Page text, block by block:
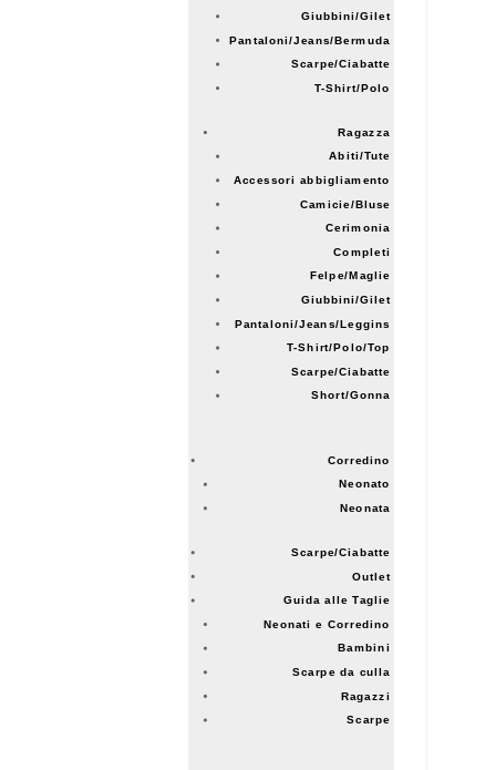
Giubbini/Gilet
Pantaloni/Jeans/Bermuda
Scarpe/Ciabatte
T-Shirt/Polo
Ragazza
Abiti/Tute
Accessori abbigliamento
Camicie/Bluse
Cerimonia
Completi
Felpe/Maglie
Giubbini/Gilet
Pantaloni/Jeans/Leggins
T-Shirt/Polo/Top
Scarpe/Ciabatte
Short/Gonna
Corredino
Neonato
Neonata
Scarpe/Ciabatte
Outlet
Guida alle Taglie
Neonati e Corredino
Bambini
Scarpe da culla
Ragazzi
Scarpe